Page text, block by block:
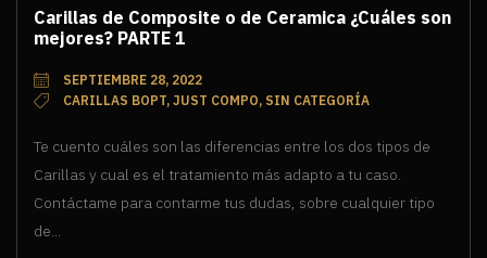
Carillas de Composite o de Ceramica ¿Cuáles son
mejores? PARTE 1
SEPTIEMBRE 28, 2022
CARILLAS BOPT, JUST COMPO, SIN CATEGORÍA
Te cuento cuáles son las diferencias entre los dos tipos de
Carillas y cual es el tratamiento más adapto a tu caso.
Contáctame para contarme tus dudas, sobre cualquier tipo
de...